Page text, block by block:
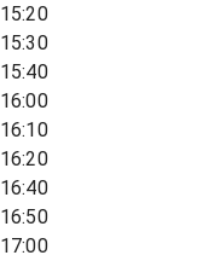
15:20
15:30
15:40
16:00
16:10
16:20
16:40
16:50
17:00